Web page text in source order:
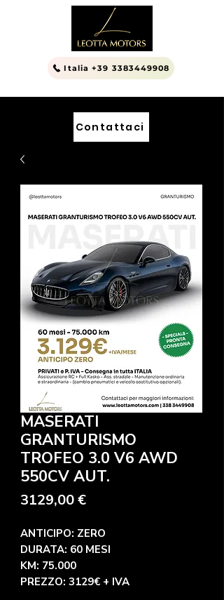
Italia +39 3383449908
Contattaci
MASERATI
GRANTURISMO
TROFEO 3.0 V6 AWD
550CV AUT.
3129,00 €Prezzo
ANTICIPO: ZERO
DURATA: 60 MESI
KM: 75.000
PREZZO: 3129€ + IVA